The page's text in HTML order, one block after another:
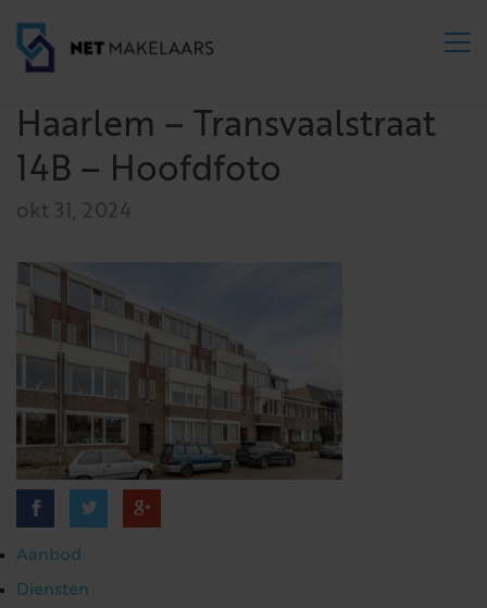
Haarlem – Transvaalstraat
14B – Hoofdfoto
okt 31, 2024
Aanbod
Diensten